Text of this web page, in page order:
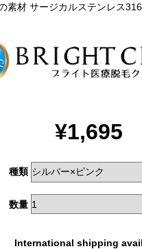
素材 サージカルステンレス
¥1,695
種類
数量
International shipping